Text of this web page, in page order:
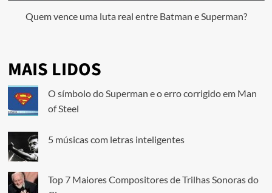
Quem vence uma luta real entre Batman e Superman?
MAIS LIDOS
O símbolo do Superman e o erro corrigido em Man
of Steel
5 músicas com letras inteligentes
Top 7 Maiores Compositores de Trilhas Sonoras do